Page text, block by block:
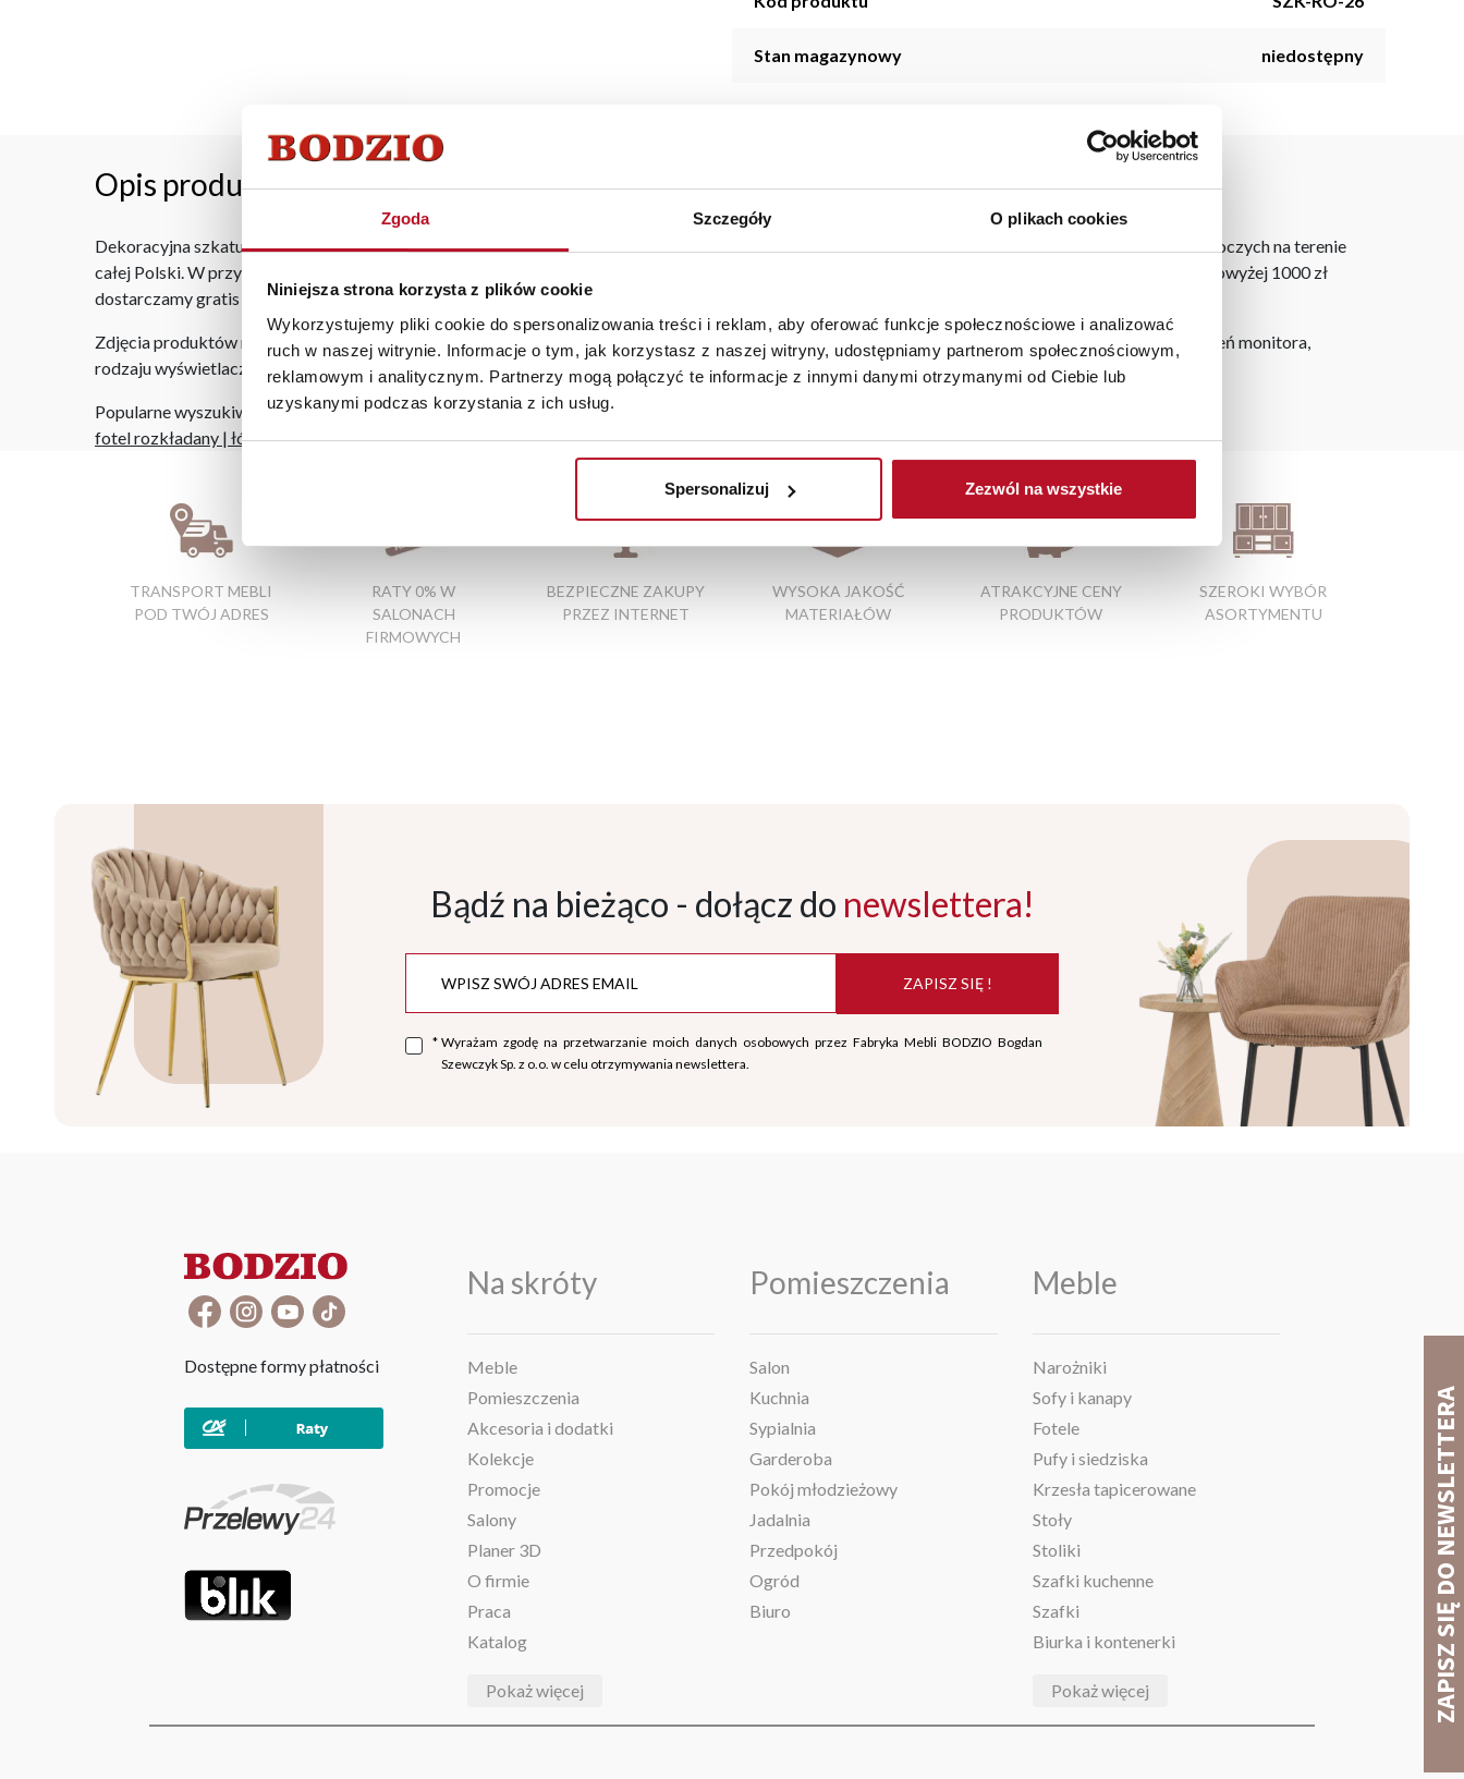
Zgoda Szczegóły O plikach cookies
Niniejsza strona korzysta z plików cookie
Wykorzystujemy pliki cookie do spersonalizowania treści i reklam, aby oferować funkcje społecznościowe i analizować
ruch w naszej witrynie. Informacje o tym, jak korzystasz z naszej witryny, udostępniamy partnerom społecznościowym,
reklamowym i analitycznym. Partnerzy mogą połączyć te informacje z innymi danymi otrzymanymi od Ciebie lub
uzyskanymi podczas korzystania z ich usług.
Spersonalizuj Zezwól na wszystkie
Stan magazynowy niedostępny
Opis produktu
Dekoracyjna szkatułka ceramiczna z kolekcji Goldi o stylowym wyglądzie. Każde zmówienie złożone w sklepie stacjonarnym dostarczymy do 3 dni roboczych na terenie
całej Polski. W przypadku zamówień internetowych czas dostawy wynosi do 5 dni roboczych, również na terenie całego kraju. Wszystkie zamówienia powyżej 1000 zł
dostarczamy gratis niezależnie od miejsca złożenia zamówienia.
Zdjęcia produktów mają charakter poglądowy. Rzeczywiste kolory i struktura materiałów mogą różnić się od widocznych na ekranie, zależnie od ustawień monitora,
rodzaju wyświetlacza i oświetlenia.
Popularne wyszukiwania:
fotel rozkładany | łóżko z tapicerowanym zagłówkiem|łóżko sypialniane 200x220|komoda biała tanio|szafki do kuchni
TRANSPORT MEBLI
POD TWÓJ ADRES
RATY 0% W
SALONACH
FIRMOWYCH
BEZPIECZNE ZAKUPY
PRZEZ INTERNET
WYSOKA JAKOŚĆ
MATERIAŁÓW
ATRAKCYJNE CENY
PRODUKTÓW
SZEROKI WYBÓR
ASORTYMENTU
Bądź na bieżąco - dołącz do newslettera!
ZAPISZ SIĘ !
* Wyrażam zgodę na przetwarzanie moich danych osobowych przez Fabryka Mebli BODZIO Bogdan
Szewczyk Sp. z o.o. w celu otrzymywania newslettera.
Dostępne formy płatności
Na skróty
Meble
Pomieszczenia
Akcesoria i dodatki
Kolekcje
Promocje
Salony
Planer 3D
O firmie
Praca
Katalog
Pokaż więcej
Pomieszczenia
Salon
Kuchnia
Sypialnia
Garderoba
Pokój młodzieżowy
Jadalnia
Przedpokój
Ogród
Biuro
Meble
Narożniki
Sofy i kanapy
Fotele
Pufy i siedziska
Krzesła tapicerowane
Stoły
Stoliki
Szafki kuchenne
Szafki
Biurka i kontenerki
Pokaż więcej